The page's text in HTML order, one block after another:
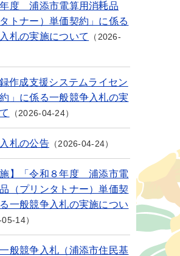
年度 浦添市電算用消耗品
タトナー）単価契約」に係る
札の実施について
2026-
録作成支援システムライセン
」に係る一般競争入札の実
2026-04-24
札の公告 2026-04-24
施】「令和８年度 浦添市電
（プリンタトナー）単価契
一般競争入札の実施につい
05-14
一般競争入札（浦添市住民基